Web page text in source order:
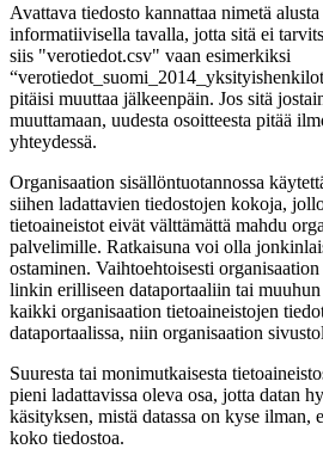
Avattava tiedosto kannattaa nimetä
informatiivisella tavalla, jotta sitä ei
siis "verotiedot.csv" vaan esimerkiksi
pitäisi muuttaa jälkeenpäin. Jos sitä
muuttamaan, uudesta osoitteesta pitää
yhteydessä.
Organisaation sisällöntuotannossa
siihen ladattavien tiedostojen kokoja,
tietoaineistot eivät välttämättä mahdu
palvelimille. Ratkaisuna voi olla
ostaminen. Vaihtoehtoisesti
linkin erilliseen dataportaaliin tai
kaikki organisaation tietoaineistojen
dataportaalissa, niin organisaation
Suuresta tai monimutkaisesta
pieni ladattavissa oleva osa, jotta datan
käsityksen, mistä datassa on kyse ilman,
koko tiedostoa.